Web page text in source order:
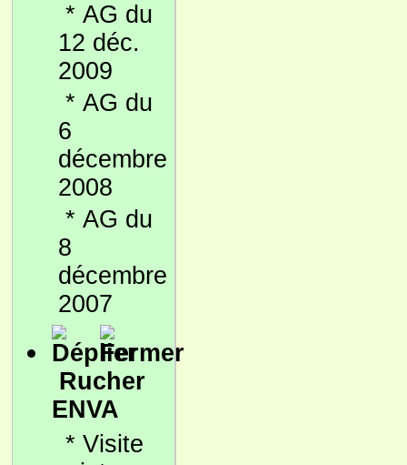
* AG du
12 déc.
2009
* AG du
6
décembre
2008
* AG du
8
décembre
2007
Rucher
ENVA
* Visite